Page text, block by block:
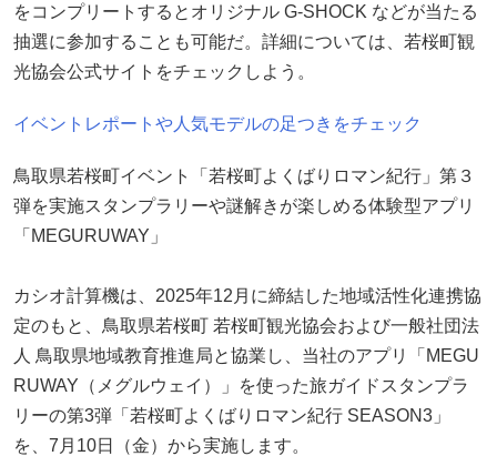
をコンプリートするとオリジナル G-SHOCK などが当たる
抽選に参加することも可能だ。詳細については、若桜町観
光協会公式サイトをチェックしよう。
イベントレポートや人気モデルの足つきをチェック
鳥取県若桜町イベント「若桜町よくばりロマン紀行」第３
弾を実施スタンプラリーや謎解きが楽しめる体験型アプリ
「MEGURUWAY」
カシオ計算機は、2025年12月に締結した地域活性化連携協
定のもと、鳥取県若桜町 若桜町観光協会および一般社団法
人 鳥取県地域教育推進局と協業し、当社のアプリ「MEGU
RUWAY（メグルウェイ）」を使った旅ガイドスタンプラ
リーの第3弾「若桜町よくばりロマン紀行 SEASON3」
を、7月10日（金）から実施します。